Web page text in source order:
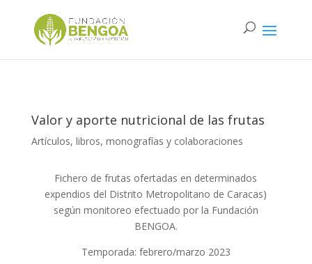
Valor y aporte nutricional de las frutas
Artículos, libros, monografías y colaboraciones
Fichero de frutas ofertadas en determinados
expendios del Distrito Metropolitano de Caracas)
según monitoreo efectuado por la Fundación
BENGOA.
Temporada: febrero/marzo 2023